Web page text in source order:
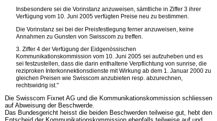
Insbesondere sei die Vorinstanz anzuweisen, sämtliche in Ziffer 3 ihrer
Verfügung vom 10. Juni 2005 verfügten Preise neu zu bestimmen.
Die Vorinstanz sei bei der Preisfestlegung ferner anzuweisen, keine
Annahmen zu Gunsten von Swisscom zu treffen.
3. Ziffer 4 der Verfügung der Eidgenössischen
Kommunikationskommission vom 10. Juni 2005 sei aufzuheben und es
sei festzustellen, dass die darin enthaltene Verpflichtung von sunrise, die
reziproken Interkonnektionsdienste mit Wirkung ab dem 1. Januar 2000 zu
gleichen Preisen wie Swisscom anzubieten resp. abzurechnen,
rechtswidrig ist."
Die Swisscom Fixnet AG und die Kommunikationskommission schliessen
auf Abweisung der Beschwerde.
Das Bundesgericht heisst die beiden Beschwerden teilweise gut, hebt den